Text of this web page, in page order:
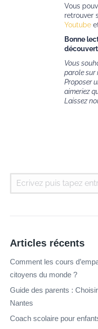
Vous
retrouver
Youtube
Bonne
Vous
parole sur
Proposer
aimeriez
Laissez
Articles récents
Comment les cours
citoyens du monde ?
Guide des parents :
Nantes
Coach scolaire pour